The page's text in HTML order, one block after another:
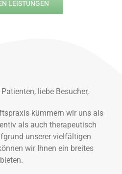
LEISTUNGEN
liebe Besucher,
kümmern wir uns als
als auch therapeutisch
unserer vielfältigen
wir Ihnen ein breites